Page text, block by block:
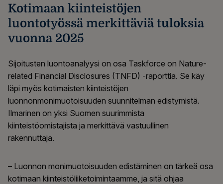
Kotimaan kiinteistöjen
luontotyössä merkittäviä tuloksia
vuonna 2025
Sijoitusten luontoanalyysi on osa Taskforce on Nature-
related Financial Disclosures (TNFD) -raporttia. Se käy
läpi myös kotimaisten kiinteistöjen
luonnonmonimuotoisuuden suunnitelman edistymistä.
Ilmarinen on yksi Suomen suurimmista
kiinteistöomistajista ja merkittävä vastuullinen
rakennuttaja.
– Luonnon monimuotoisuuden edistäminen on tärkeä osa
kotimaan kiinteistöliiketoimintaamme, ja sitä ohjaa